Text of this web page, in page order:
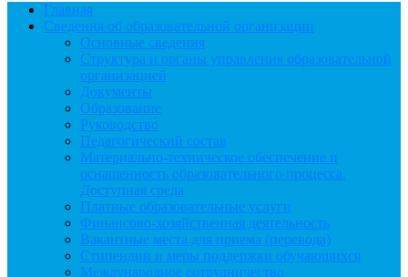
Главная
Сведения об образовательной организации
Основные сведения
Структура и органы управления образовательной
организацией
Документы
Образование
Руководство
Педагогический состав
Материально-техническое обеспечение и
оснащенность образовательного процесса.
Доступная среда
Платные образовательные услуги
Финансово-хозяйственная деятельность
Вакантные места для приема (перевода)
Стипендии и меры поддержки обучающихся
Международное сотрудничество